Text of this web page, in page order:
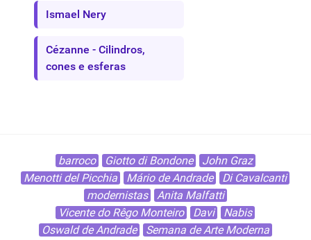
Ismael Nery
Cézanne - Cilindros,
cones e esferas
barroco Giotto di Bondone
John Graz
Menotti del Picchia
Mário de Andrade
Di Cavalcanti
modernistas
Anita Malfatti
Vicente do Rêgo Monteiro
Davi
Nabis
Oswald de Andrade
Semana de Arte Moderna